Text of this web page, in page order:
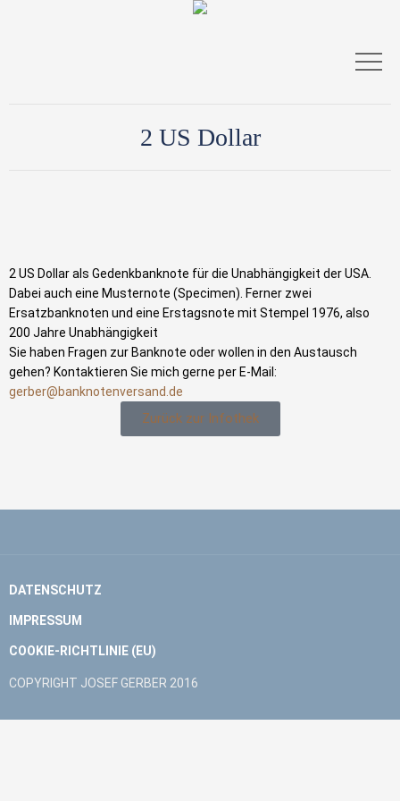
2 US Dollar
2 US Dollar als Gedenkbanknote für die Unabhängigkeit der USA.
Dabei auch eine Musternote (Specimen). Ferner zwei
Ersatzbanknoten und eine Erstagsnote mit Stempel 1976, also
200 Jahre Unabhängigkeit
Sie haben Fragen zur Banknote oder wollen in den Austausch
gehen? Kontaktieren Sie mich gerne per E-Mail:
gerber@banknotenversand.de
Zurück zur Infothek
DATENSCHUTZ
IMPRESSUM
COOKIE-RICHTLINIE (EU)
COPYRIGHT JOSEF GERBER 2016